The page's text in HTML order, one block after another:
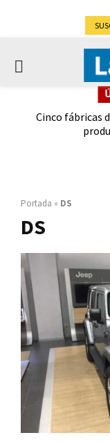
PRIMARY
Cinco fábricas
Portada » DS
DS